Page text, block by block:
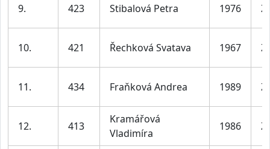
9. 423 Stibalová Petra 1976 Ž
10. 421 Řechková Svatava 1967 Ž
11. 434 Fraňková Andrea 1989 Ž
12. 413
Kramářová
Vladimíra
1986 Ž